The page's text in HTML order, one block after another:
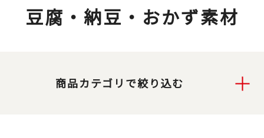
豆腐・納豆・おかず素材
商品カテゴリで絞り込む